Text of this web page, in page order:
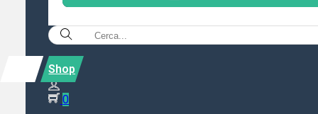
Shop
0